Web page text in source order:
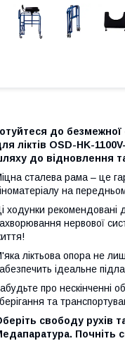
до
ліктів OSD-HK-
до відновлення
сталева рама – це
на
ходунки рекомендовані
нервової
ліктьова опора не
ідеальне
про нескінченні
та
свободу рухів
Почніть